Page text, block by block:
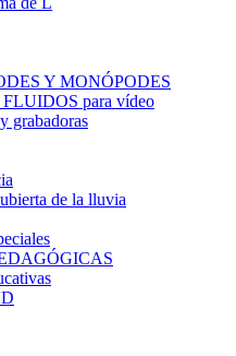
Y MONÓPODES
para vídeo
grabadoras
de la lluvia